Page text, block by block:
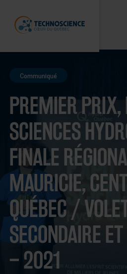
Communiqué
PREMIER
SCIENCES
FINALE
MAURICIE,
QUÉBEC /
SECONDAIRE
– 2021